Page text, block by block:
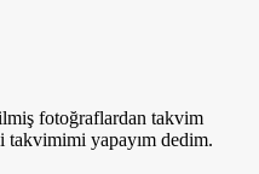
fotoğraflardan takvim
takvimimi yapayım dedim.